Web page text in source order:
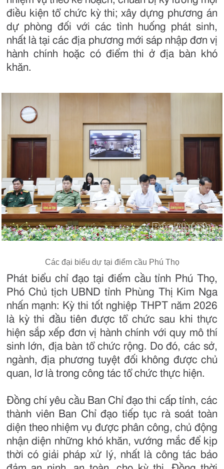
điều kiện tổ chức kỳ thi; xây dựng phương án
dự phòng đối với các tình huống phát sinh,
nhất là tại các địa phương mới sáp nhập đơn vị
hành chính hoặc có điểm thi ở địa bàn khó
khăn.
Các đại biểu dự tại điểm cầu Phú Thọ
Phát biểu chỉ đạo tại điểm cầu tỉnh Phú Thọ,
Phó Chủ tịch UBND tỉnh Phùng Thị Kim Nga
nhấn mạnh: Kỳ thi tốt nghiệp THPT năm 2026
là kỳ thi đầu tiên được tổ chức sau khi thực
hiện sắp xếp đơn vị hành chính với quy mô thí
sinh lớn, địa bàn tổ chức rộng. Do đó, các sở,
ngành, địa phương tuyệt đối không được chủ
quan, lơ là trong công tác tổ chức thực hiện.
Đồng chí yêu cầu Ban Chỉ đạo thi cấp tỉnh, các
thành viên Ban Chỉ đạo tiếp tục rà soát toàn
diện theo nhiệm vụ được phân công, chủ động
nhận diện những khó khăn, vướng mắc để kịp
thời có giải pháp xử lý, nhất là công tác bảo